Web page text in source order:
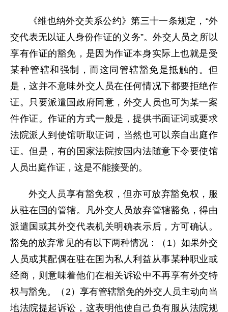
《维也纳外交关系公约》第三十一条规定，“外
交代表无以证人身份作证的义务”。外交人员之所以
享有作证的豁免，是因为作证本身实际上也就是受
某种管辖和强制，而这同管辖豁免是抵触的。但
是，这并不意味外交人员在任何情况下都要拒绝作
证。只要派遣国政府同意，外交人员也可为某一案
件作证。作证的方式一般是，提供书面证词或要求
法院派人到使馆听取证词，当然也可以亲自出庭作
证。但是，有的国家法院按国内法随意下令要使馆
人员出庭作证，这是不能接受的。
外交人员享有豁免权，但亦可放弃豁免权，服
从驻在国的管辖。凡外交人员放弃管辖豁免，得由
派遣国或其外交代表机关明确表示后，方可确认。
豁免的放弃常见的有以下两种情况：（1）如果外交
人员或其配偶在驻在国为私人利益从事某种职业或
经商，则意味着他们在相关诉讼中不再享有外交特
权与豁免。（2）享有管辖豁免的外交人员主动向当
地法院提起诉讼，这表明他使自己负有服从法院规